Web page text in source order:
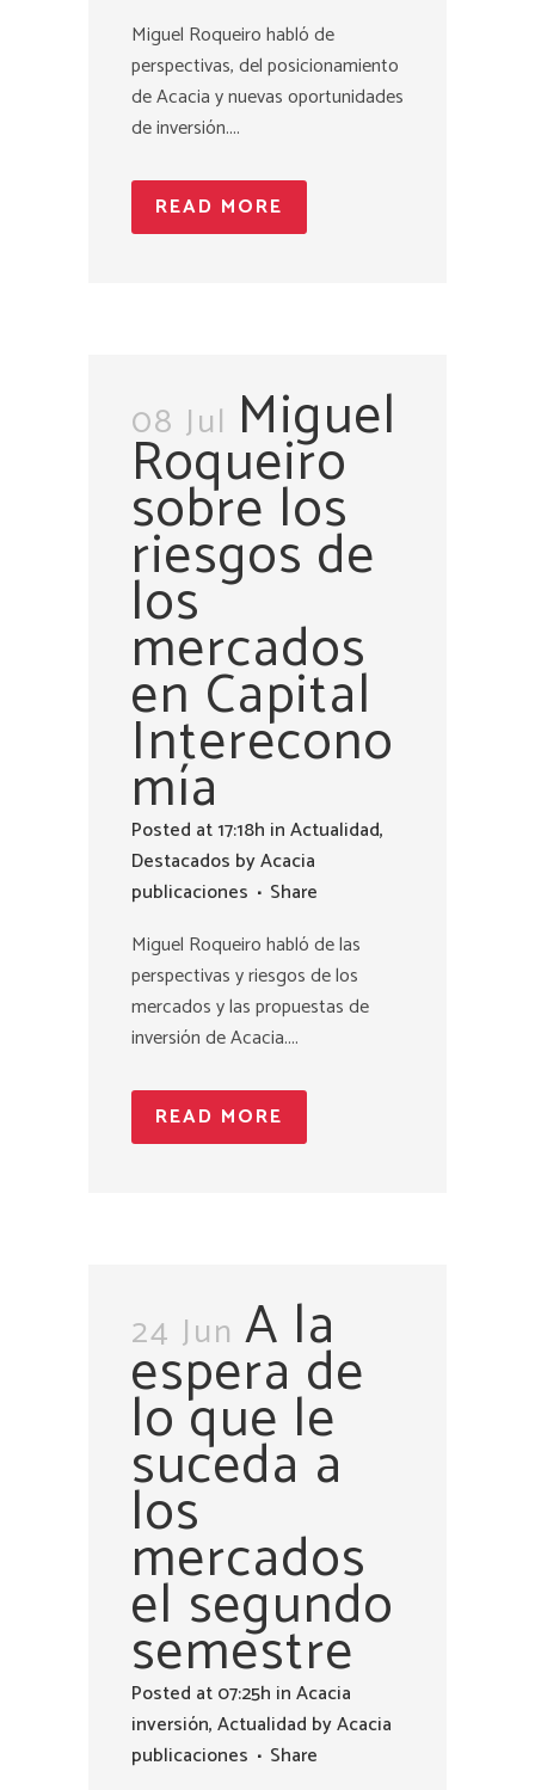
Miguel Roqueiro habló de
perspectivas, del posicionamiento
de Acacia y nuevas oportunidades
de inversión....
READ MORE
08 Jul Miguel
Roqueiro
sobre los
riesgos de
los
mercados
en Capital
Interecono
mía
Posted at 17:18h inActualidad,
Destacados byAcacia
publicaciones
Share
Miguel Roqueiro habló de las
perspectivas y riesgos de los
mercados y las propuestas de
inversión de Acacia....
READ MORE
24 Jun A la
espera de
lo que le
suceda a
los
mercados
el segundo
semestre
Posted at 07:25h inAcacia
inversión,Actualidad byAcacia
publicaciones
Share